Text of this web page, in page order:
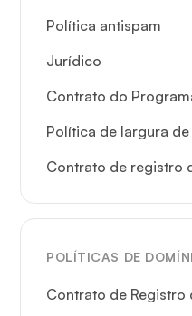
Política antispam
Jurídico
Contrato do
Política de largura
Contrato de registro
POLÍTICAS DE
Contrato de Registro